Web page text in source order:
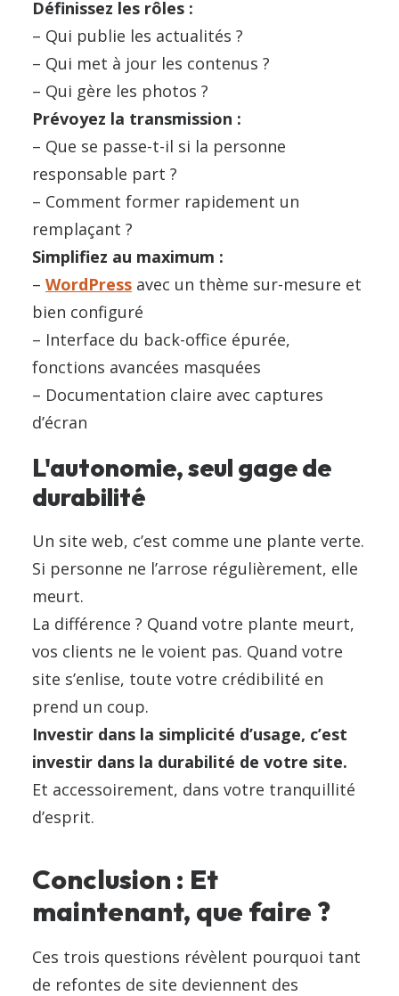
Définissez les rôles :
– Qui publie les actualités ?
– Qui met à jour les contenus ?
– Qui gère les photos ?
Prévoyez la transmission :
– Que se passe-t-il si la personne
responsable part ?
– Comment former rapidement un
remplaçant ?
Simplifiez au maximum :
– WordPress avec un thème sur-mesure et
bien configuré
– Interface du back-office épurée,
fonctions avancées masquées
– Documentation claire avec captures
d’écran
L'autonomie, seul gage de
durabilité
Un site web, c’est comme une plante verte.
Si personne ne l’arrose régulièrement, elle
meurt.
La différence ? Quand votre plante meurt,
vos clients ne le voient pas. Quand votre
site s’enlise, toute votre crédibilité en
prend un coup.
Investir dans la simplicité d’usage, c’est
investir dans la durabilité de votre site.
Et accessoirement, dans votre tranquillité
d’esprit.
Conclusion : Et
maintenant, que faire ?
Ces trois questions révèlent pourquoi tant
de refontes de site deviennent des